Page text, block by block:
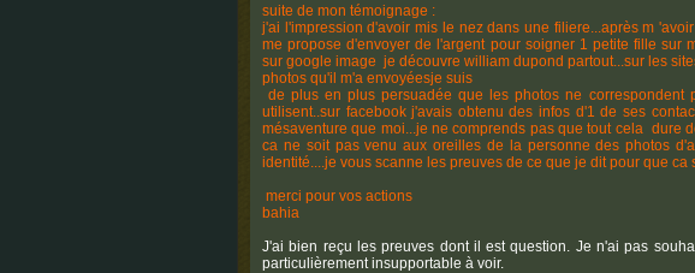
suite de mon témoignage :
j'ai l'impression d'avoir mis le nez dans une filiere...après m
me propose d'envoyer de l'argent pour soigner 1 petite fille sur
sur google image je découvre william dupond partout...sur les
photos qu'il m'a envoyéesje suis
de plus en plus persuadée que les photos ne
utilisent..sur facebook j'avais obtenu des infos d'1 de ses
mésaventure que moi...je ne comprends pas que tout cela dure
ca ne soit pas venu aux oreilles de la personne des photos
identité....je vous scanne les preuves de ce que je dit pour que ca
merci pour vos actions
bahia
J'ai bien reçu les preuves dont il est question. Je n'ai pas
particulièrement insupportable à voir.